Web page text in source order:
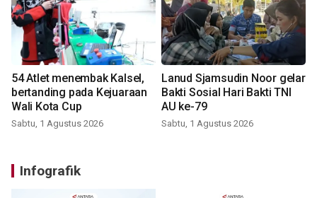
54 Atlet menembak Kalsel,
bertanding pada Kejuaraan
Wali Kota Cup
Sabtu, 1 Agustus 2026
Lanud Sjamsudin Noor gelar
Bakti Sosial Hari Bakti TNI
AU ke-79
Sabtu, 1 Agustus 2026
Infografik